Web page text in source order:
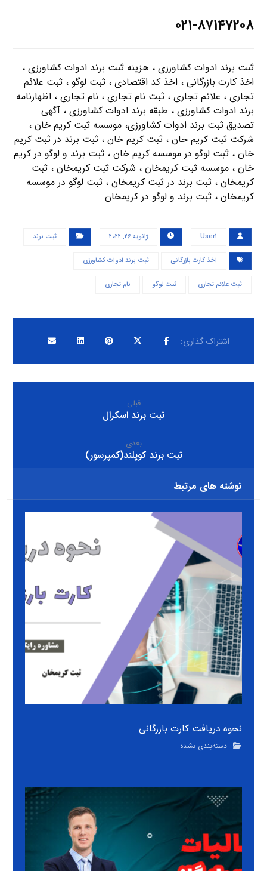
۰۲۱-۸۷۱۴۷۲۰۸
ثبت برند ادوات کشاورزی ، هزینه ثبت برند ادوات کشاورزی ،
اخذ کارت بازرگانی ، اخذ کد اقتصادی ، ثبت لوگو ، ثبت علائم
تجاری ، علائم تجاری ، ثبت نام تجاری ، نام تجاری ، اظهارنامه
برند ادوات کشاورزی ، طبقه برند ادوات کشاورزی ، آگهی
تصدیق ثبت برند ادوات کشاورزی، موسسه ثبت کریم خان ،
شرکت ثبت کریم خان ، ثبت کریم خان ، ثبت برند در ثبت کریم
خان ، ثبت لوگو در موسسه کریم خان ، ثبت برند و لوگو در کریم
خان ، موسسه ثبت کریمخان ، شرکت ثبت کریمخان ، ثبت
کریمخان ، ثبت برند در ثبت کریمخان ، ثبت لوگو در موسسه
کریمخان ، ثبت برند و لوگو در کریمخان
User۱ ژانویه ۲۶, ۲۰۲۲ ثبت برند
اخذ کارت بازرگانی ثبت برند ادوات کشاورزی
ثبت علائم تجاری ثبت لوگو نام تجاری
قبلی
ثبت برند اسکرال
بعدی
ثبت برند کوپلند(کمپرسور)
نوشته های مرتبط
نحوه دریافت کارت بازرگانی
دسته‌بندی نشده